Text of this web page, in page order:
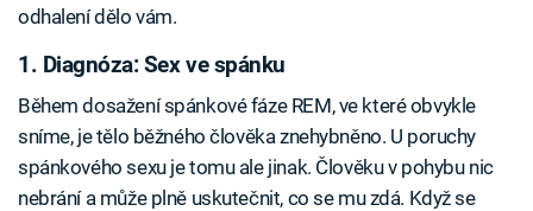
odhalení dělo vám.
1. Diagnóza: Sex ve spánku
Během dosažení spánkové fáze REM, ve které obvykle
sníme, je tělo běžného člověka znehybněno. U poruchy
spánkového sexu je tomu ale jinak. Člověku v pohybu nic
nebrání a může plně uskutečnit, co se mu zdá. Když se